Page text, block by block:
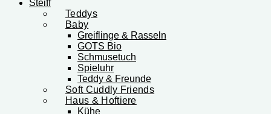
Steiff
Teddys
Baby
Greiflinge & Rasseln
GOTS Bio
Schmusetuch
Spieluhr
Teddy & Freunde
Soft Cuddly Friends
Haus & Hoftiere
Kühe